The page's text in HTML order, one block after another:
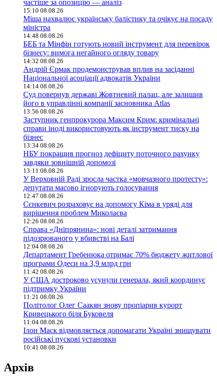
частіше за опозицію — аналіз
15:10 08.08.26
Міша нахвалює українську балістику та очікує на посаду
міністра
14:48 08.08.26
БЕБ та Мінфін готують новий інструмент для перевірок
бізнесу: вимога негайного огляду товару
14:32 08.08.26
Андрій Єрмак продемонстрував вплив на засіданні
Національної асоціації адвокатів України
14:14 08.08.26
Суд повернув державі Жовтневий палац, але залишив
його в управлінні компанії засновника Atlas
13:56 08.08.26
Заступник генпрокурора Максим Крим: кримінальні
справи іноді використовують як інструмент тиску на
бізнес
13:34 08.08.26
НБУ покращив прогноз дефіциту поточного рахунку
завдяки зовнішній допомозі
13:11 08.08.26
У Верховній Раді зросла частка «мовчазного протесту»:
депутати масово ігнорують голосування
12:47 08.08.26
Сєнкевич розраховує на допомогу Кіма в уряді для
вирішення проблем Миколаєва
12:26 08.08.26
Справа «Дніпрянина»: нові деталі затримання
підозрюваного у вбивстві на Балі
12:04 08.08.26
Департамент Гребенюка отримає 70% бюджету житлової
програми Одеси на 3,9 млрд грн
11:42 08.08.26
У США достроково усунули генерала, який координує
підтримку України
11:21 08.08.26
Політолог Олег Саакян знову пропіарив курорт
Кривецького біля Буковеля
11:04 08.08.26
Ілон Маск відмовляється допомагати Україні знищувати
російські пускові установки
10:41 08.08.26
Архів